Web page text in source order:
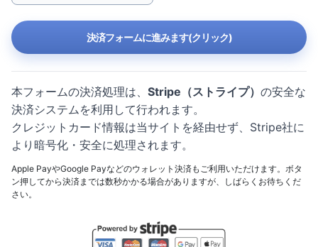
決済フォームに進みます(クリック)
本フォームの決済処理は、 Stripe（ストライプ） の安全な
決済システムを利用して行われます。
クレジットカード情報は当サイトを経由せず、Stripe社に
より暗号化・安全に処理されます。
Apple PayやGoogle Payなどのウォレット決済もご利用いただけます。ボタ
ン押してから決済までは数秒かかる場合がありますが、しばらくお待ちくだ
さい。